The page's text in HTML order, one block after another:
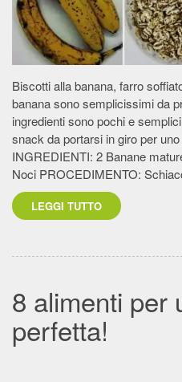
Biscotti alla banana, farro
banana sono semplicissimi da
ingredienti sono pochi e
snack da portarsi in giro per
INGREDIENTI: 2 Banane
Noci PROCEDIMENTO:
LEGGI TUTTO
8 alimenti per
perfetta!